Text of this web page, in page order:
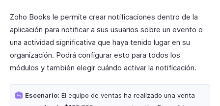
Zoho Books le permite crear notificaciones dentro de la
aplicación para notificar a sus usuarios sobre un evento o
una actividad significativa que haya tenido lugar en su
organización. Podrá configurar esto para todos los
módulos y también elegir cuándo activar la notificación.
Escenario: El equipo de ventas ha realizado una venta